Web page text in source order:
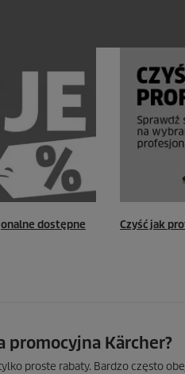
dostępne
Czyść jak
Kärcher?
proste rabaty. Bardzo często